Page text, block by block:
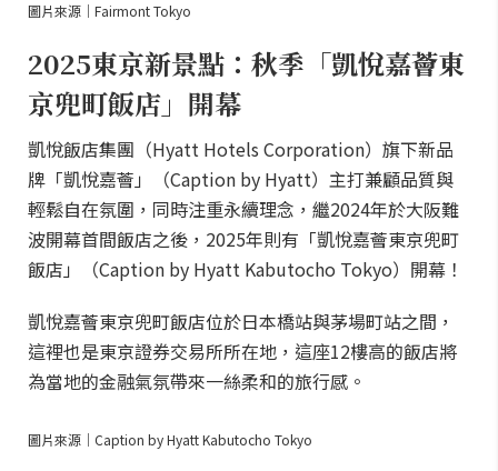
圖片來源｜Fairmont Tokyo
2025東京新景點：秋季「凱悅嘉薈東
京兜町飯店」開幕
凱悅飯店集團（Hyatt Hotels Corporation）旗下新品
牌「凱悅嘉薈」（Caption by Hyatt）主打兼顧品質與
輕鬆自在氛圍，同時注重永續理念，繼2024年於大阪難
波開幕首間飯店之後，2025年則有「凱悅嘉薈東京兜町
飯店」（Caption by Hyatt Kabutocho Tokyo）開幕！
凱悅嘉薈東京兜町飯店位於日本橋站與茅場町站之間，
這裡也是東京證券交易所所在地，這座12樓高的飯店將
為當地的金融氣氛帶來一絲柔和的旅行感。
圖片來源｜Caption by Hyatt Kabutocho Tokyo